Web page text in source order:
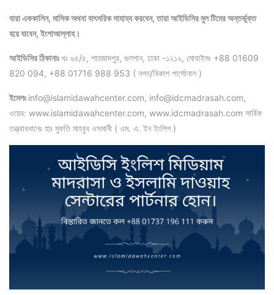
যারা এককালিন, মাসিক অথবা বাৎসরিক সাহায্য করবেন, তারা আইডিসির মুল টিমের অন্তর্ভুক্ত
হয়ে যাবেন, ইংশাআল্লাহ।
আইডিসির ঠিকানাঃখঃ ৬৫/৫, শাহজাদপুর, গুলশান, ঢাকা -১২১২, মোবাইলঃ +88 01609
820 094, +88 01716 988 953 ( নগদ/বিকাশ পার্সোনাল )
ইমেলঃ info@islamidawahcenter.com, info@idcmadrasah.com,
ওয়েব: www.islamidawahcenter.com, www.idcmadrasah.com সার্বিক
তত্ত্বাবধানেঃ হাঃ মুফতি মাহবুব ওসমানী ( এম. এ. ইন ইংলিশ )